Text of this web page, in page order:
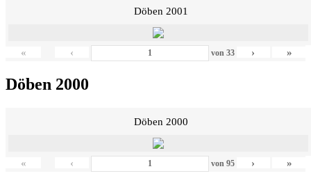
Döben 2001
« ‹ von 33 › »
Döben 2000
Döben 2000
« ‹ von 95 › »